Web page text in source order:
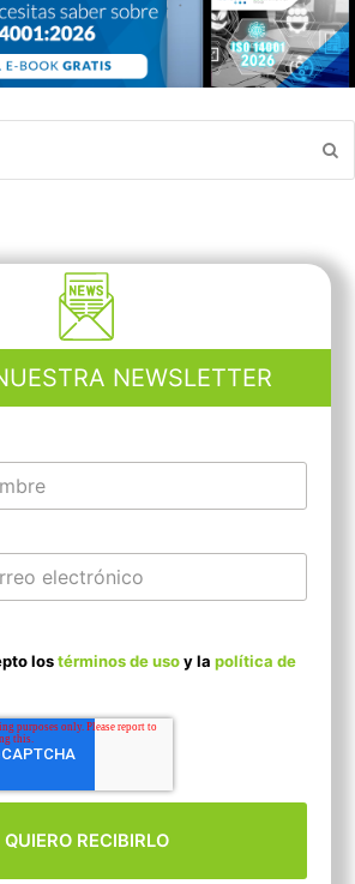
NEWSLETTER
lostérminos de usoy la política de